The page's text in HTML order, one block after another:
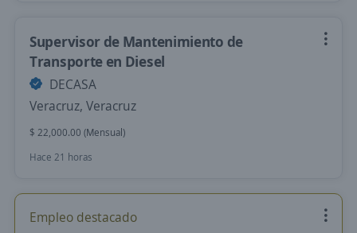
Supervisor de Mantenimiento de
Transporte en Diesel
DECASA
Veracruz, Veracruz
$ 22,000.00 (Mensual)
Hace 21 horas
Empleo destacado